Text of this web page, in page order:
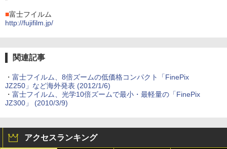
■富士フイルム
http://fujifilm.jp/
関連記事
・ 富士フイルム、8倍ズームの低価格コンパクト「FinePix
JZ250」など海外発表 (2012/1/6)
・ 富士フイルム、光学10倍ズームで最小・最軽量の「FinePix
JZ300」 (2010/3/9)
アクセスランキング